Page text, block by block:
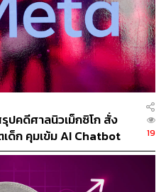
ปคดีศาลนิวเม็กซิโก สั่ง
ด็ก คุมเข้ม AI Chatbot
19